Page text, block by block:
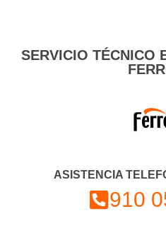
SERVICIO TÉCNICO
ASISTENCIA
910